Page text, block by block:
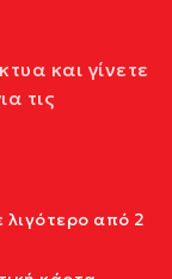
και γίνετε
τις
από 2